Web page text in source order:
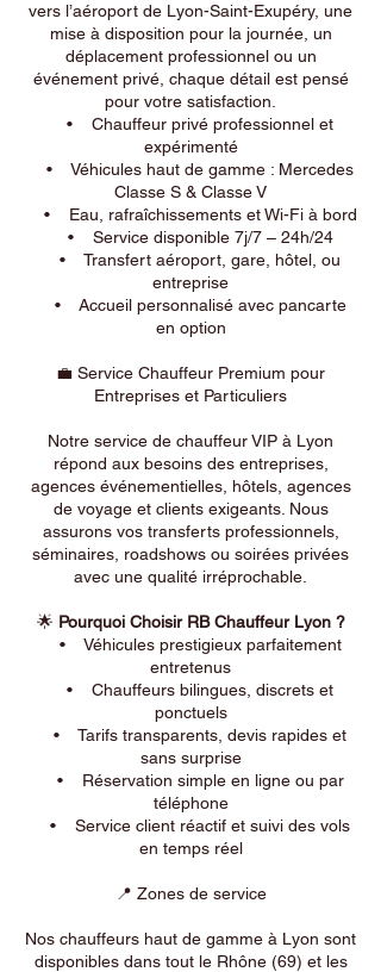
vers l’aéroport de Lyon-Saint-Exupéry, une
mise à disposition pour la journée, un
déplacement professionnel ou un
événement privé, chaque détail est pensé
pour votre satisfaction.
• Chauffeur privé professionnel et
expérimenté
• Véhicules haut de gamme : Mercedes
Classe S & Classe V
• Eau, rafraîchissements et Wi-Fi à bord
• Service disponible 7j/7 – 24h/24
• Transfert aéroport, gare, hôtel, ou
entreprise
• Accueil personnalisé avec pancarte
en option
💼 Service Chauffeur Premium pour
Entreprises et Particuliers
Notre service de chauffeur VIP à Lyon
répond aux besoins des entreprises,
agences événementielles, hôtels, agences
de voyage et clients exigeants. Nous
assurons vos transferts professionnels,
séminaires, roadshows ou soirées privées
avec une qualité irréprochable.
🌟 Pourquoi Choisir RB Chauffeur Lyon ?
• Véhicules prestigieux parfaitement
entretenus
• Chauffeurs bilingues, discrets et
ponctuels
• Tarifs transparents, devis rapides et
sans surprise
• Réservation simple en ligne ou par
téléphone
• Service client réactif et suivi des vols
en temps réel
📍 Zones de service
Nos chauffeurs haut de gamme à Lyon sont
disponibles dans tout le Rhône (69) et les